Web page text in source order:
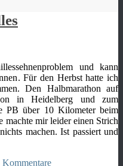
und kann
Für den Herbst hatte ich
Den Halbmarathon auf
in Heidelberg und zum
PB über 10 Kilometer beim
mir leider einen Strich
machen. Ist passiert und